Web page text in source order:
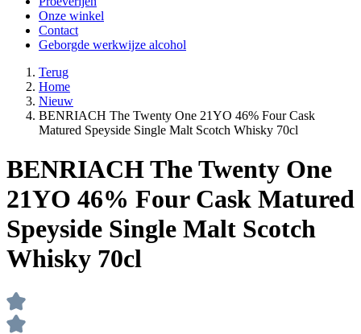
Onze winkel
Contact
Geborgde werkwijze alcohol
Terug
Home
Nieuw
BENRIACH The Twenty One 21YO 46% Four Cask
Matured Speyside Single Malt Scotch Whisky 70cl
BENRIACH The Twenty One
21YO 46% Four Cask Matured
Speyside Single Malt Scotch
Whisky 70cl